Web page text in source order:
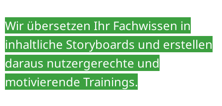
Wir übersetzen Ihr Fachwissen in
inhaltliche Storyboards und erstellen
daraus nutzergerechte und
motivierende Trainings.